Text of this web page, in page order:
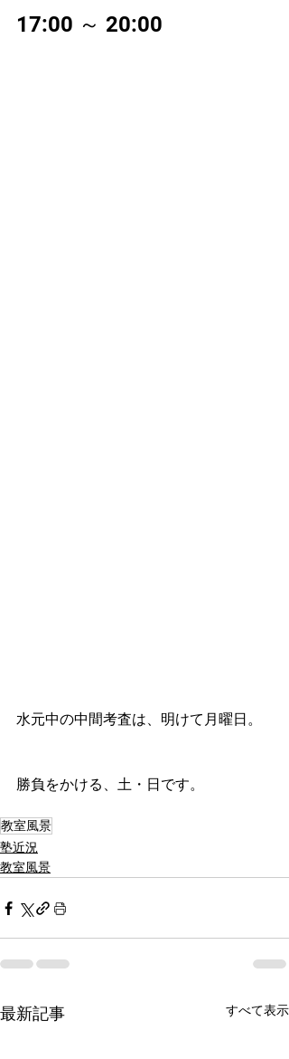
17:00 ～ 20:00
水元中の中間考査は、明けて月曜日。
勝負をかける、土・日です。
教室風景
塾近況
教室風景
最新記事 すべて表示